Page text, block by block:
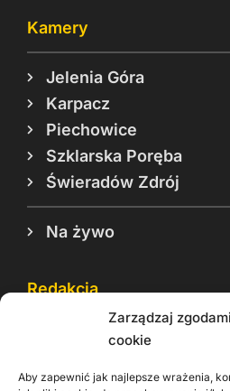
Zarządzaj
cookie
Aby zapewnić jak najlepsze wrażenia,
Kamery
Jelenia Góra
Karpacz
Piechowice
Szklarska Poręba
Świeradów Zdrój
Na żywo
Redakcja
Reklama